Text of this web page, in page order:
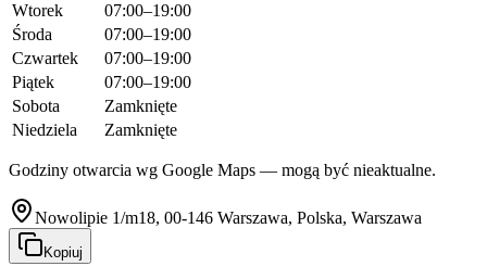
Wtorek
07:00–19:00
Środa
07:00–19:00
Czwartek
07:00–19:00
Piątek
07:00–19:00
Sobota
Zamknięte
Niedziela
Zamknięte
Godziny otwarcia wg Google Maps — mogą być nieaktualne.
Nowolipie 1/m18, 00-146 Warszawa, Polska, Warszawa
Kopiuj